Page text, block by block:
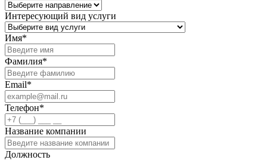
Интересующий вид услуги
Имя*
Фамилия*
Email*
Телефон*
Название компании
Должность